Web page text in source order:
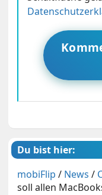
Du bist hier:
mobiFlip / News /
soll allen